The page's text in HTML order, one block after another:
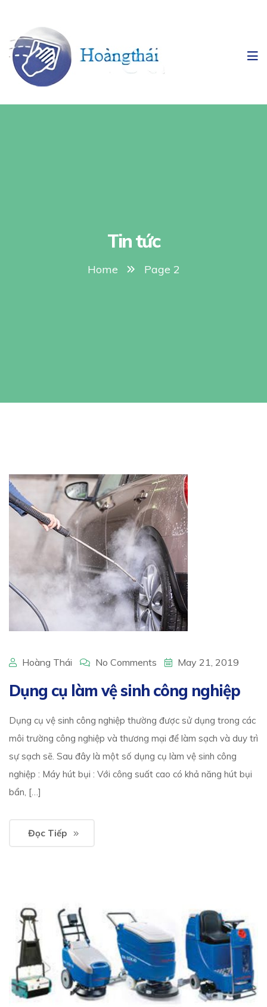
Tin tức
Home Page 2
Tin
tức
Hoàng Thái No Comments May 21, 2019
Dụng cụ làm vệ sinh công nghiệp
Dụng cụ vệ sinh công nghiệp thường được sử dụng trong các
môi trường công nghiệp và thương mại để làm sạch và duy trì
sự sạch sẽ. Sau đây là một số dụng cụ làm vệ sinh công
nghiệp : Máy hút bụi : Với công suất cao có khả năng hút bụi
bẩn, […]
Đọc Tiếp